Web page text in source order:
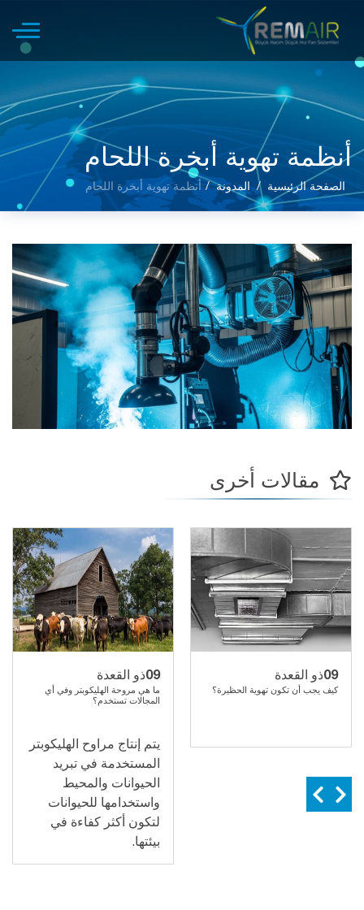
أنظمة تهوية أبخرة اللحام
الصفحة الرئيسية المدونة أنظمة تهوية أبخرة اللحام
مقالات أخرى
09ذو القعدة
كيف يجب أن تكون تهوية الحظيرة؟
09ذو القعدة
ما هي مروحة الهليكوبتر وفي أي
المجالات تستخدم؟
يتم إنتاج مراوح الهليكوبتر
المستخدمة في تبريد
الحيوانات والمحيط
واستخدامها للحيوانات
لتكون أكثر كفاءة في
بيئتها.